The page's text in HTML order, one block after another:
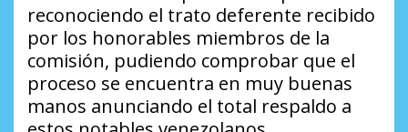
reconociendo el trato deferente recibido
por los honorables miembros de la
comisión, pudiendo comprobar que el
proceso se encuentra en muy buenas
manos anunciando el total respaldo a